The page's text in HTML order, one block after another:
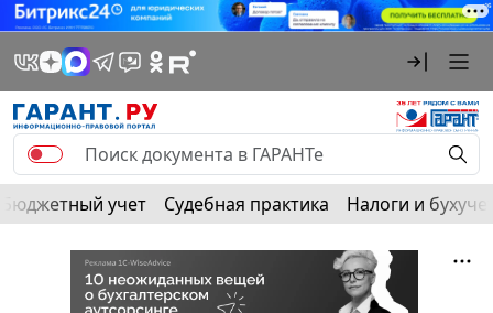
Бюджетный учет Судебная практика Налоги и